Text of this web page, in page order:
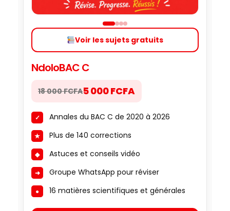
Voir les sujets gratuits
NdoloBAC C
18 000 FCFA5 000 FCFA
Annales du BAC C de 2020 à 2026
Plus de 140 corrections
Astuces et conseils vidéo
Groupe WhatsApp pour réviser
16 matières scientifiques et générales